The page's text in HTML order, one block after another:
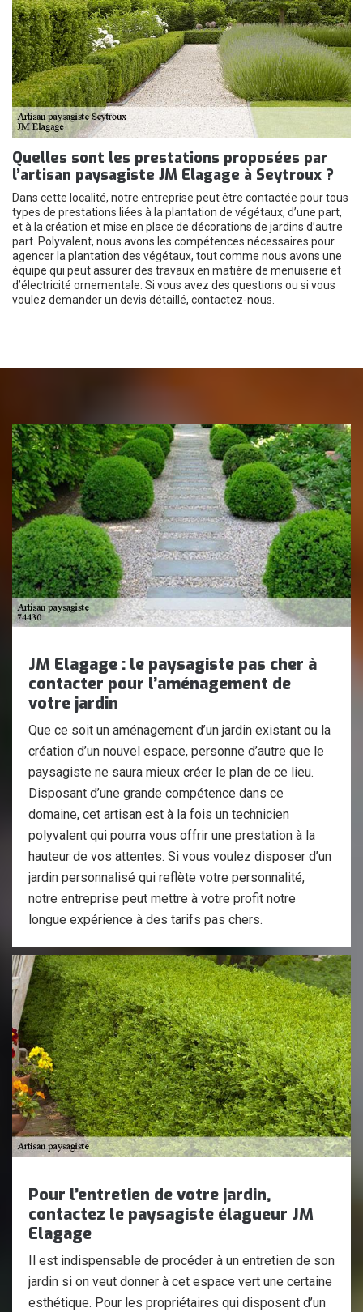
Quelles sont les prestations proposées par
l’artisan paysagiste JM Elagage à Seytroux ?
Dans cette localité, notre entreprise peut être contactée pour tous
types de prestations liées à la plantation de végétaux, d’une part,
et à la création et mise en place de décorations de jardins d’autre
part. Polyvalent, nous avons les compétences nécessaires pour
agencer la plantation des végétaux, tout comme nous avons une
équipe qui peut assurer des travaux en matière de menuiserie et
d’électricité ornementale. Si vous avez des questions ou si vous
voulez demander un devis détaillé, contactez-nous.
JM Elagage : le paysagiste pas cher à
contacter pour l’aménagement de
votre jardin
Que ce soit un aménagement d’un jardin existant ou la
création d’un nouvel espace, personne d’autre que le
paysagiste ne saura mieux créer le plan de ce lieu.
Disposant d’une grande compétence dans ce
domaine, cet artisan est à la fois un technicien
polyvalent qui pourra vous offrir une prestation à la
hauteur de vos attentes. Si vous voulez disposer d’un
jardin personnalisé qui reflète votre personnalité,
notre entreprise peut mettre à votre profit notre
longue expérience à des tarifs pas chers.
Pour l’entretien de votre jardin,
contactez le paysagiste élagueur JM
Elagage
Il est indispensable de procéder à un entretien de son
jardin si on veut donner à cet espace vert une certaine
esthétique. Pour les propriétaires qui disposent d’un